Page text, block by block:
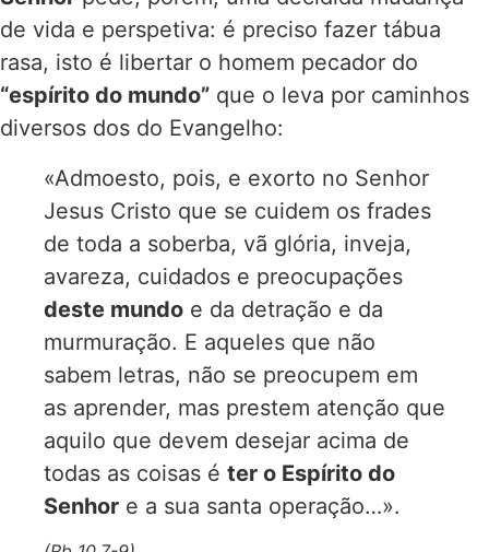
de vida e perspetiva: é preciso fazer tábua
rasa, isto é libertar o homem pecador do
“espírito do mundo” que o leva por caminhos
diversos dos do Evangelho:
«Admoesto, pois, e exorto no Senhor
Jesus Cristo que se cuidem os frades
de toda a soberba, vã glória, inveja,
avareza, cuidados e preocupações
deste mundo e da detração e da
murmuração. E aqueles que não
sabem letras, não se preocupem em
as aprender, mas prestem atenção que
aquilo que devem desejar acima de
todas as coisas é ter o Espírito do
Senhor e a sua santa operação…».